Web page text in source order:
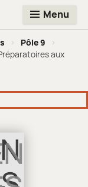
Menu
> Pôle 9
>
aux